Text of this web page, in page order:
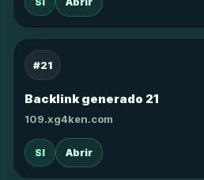
#21
Backlink generado 21
109.xg4ken.com
SI Abrir